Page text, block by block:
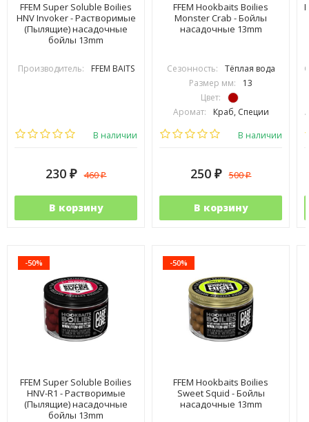
FFEM Super Soluble Boilies
HNV Invoker - Растворимые
(Пылящие) насадочные
бойлы 13mm
Производитель: FFEM BAITS
В наличии
230 ₽ 460₽
В корзину
FFEM Hookbaits Boilies
Monster Crab - Бойлы
насадочные 13mm
Сезонность:
Тёплая вода
Размер мм:
13
Цвет:
Аромат:
Краб, Специи
Вид рыбы:
В наличии
250 ₽ 500₽
В корзину
-50%
FFEM Super Soluble Boilies
HNV-R1 - Растворимые
(Пылящие) насадочные
бойлы 13mm
-50%
FFEM Hookbaits Boilies
Sweet Squid - Бойлы
насадочные 13mm